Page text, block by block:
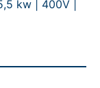
kw | 400V |